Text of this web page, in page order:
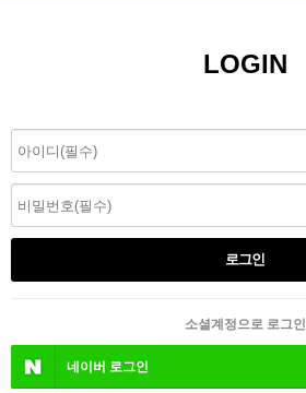
LOGIN
소셜계정으로 로그인
네이버 로그인